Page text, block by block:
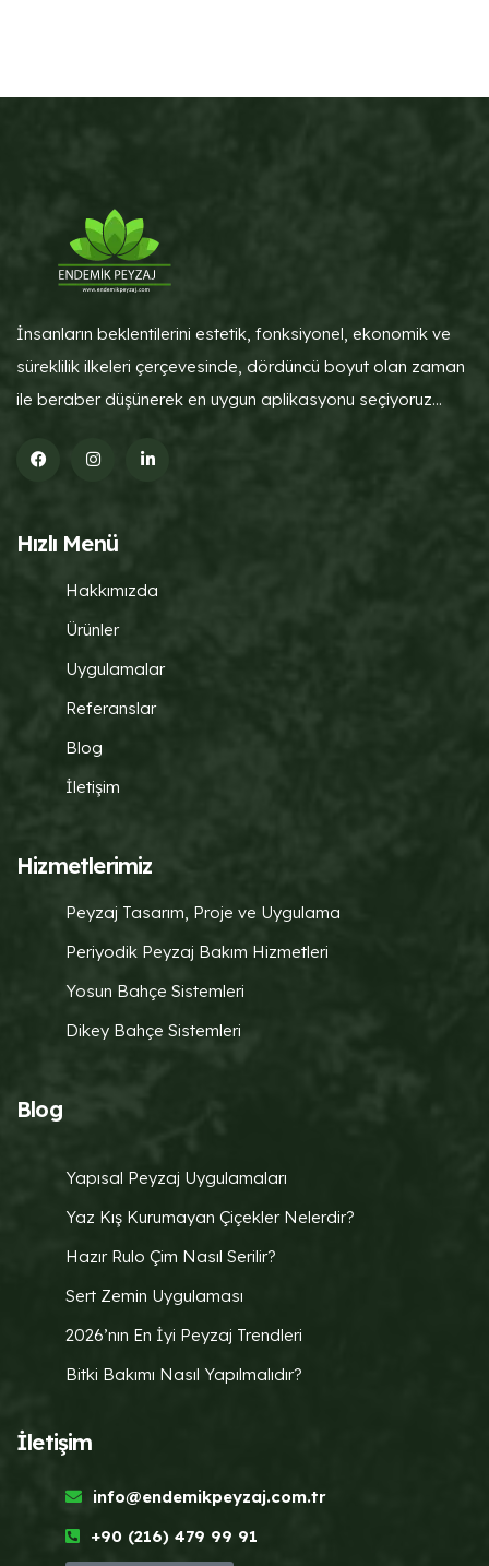
İnsanların beklentilerini estetik, fonksiyonel, ekonomik ve
süreklilik ilkeleri çerçevesinde, dördüncü boyut olan zaman
ile beraber düşünerek en uygun aplikasyonu seçiyoruz...
Hızlı Menü
Hakkımızda
Ürünler
Uygulamalar
Referanslar
Blog
İletişim
Hizmetlerimiz
Peyzaj Tasarım, Proje ve Uygulama
Periyodik Peyzaj Bakım Hizmetleri
Yosun Bahçe Sistemleri
Dikey Bahçe Sistemleri
Blog
Yapısal Peyzaj Uygulamaları
Yaz Kış Kurumayan Çiçekler Nelerdir?
Hazır Rulo Çim Nasıl Serilir?
Sert Zemin Uygulaması
2026’nın En İyi Peyzaj Trendleri
Bitki Bakımı Nasıl Yapılmalıdır?
İletişim
info@endemikpeyzaj.com.tr
+90 (216) 479 99 91